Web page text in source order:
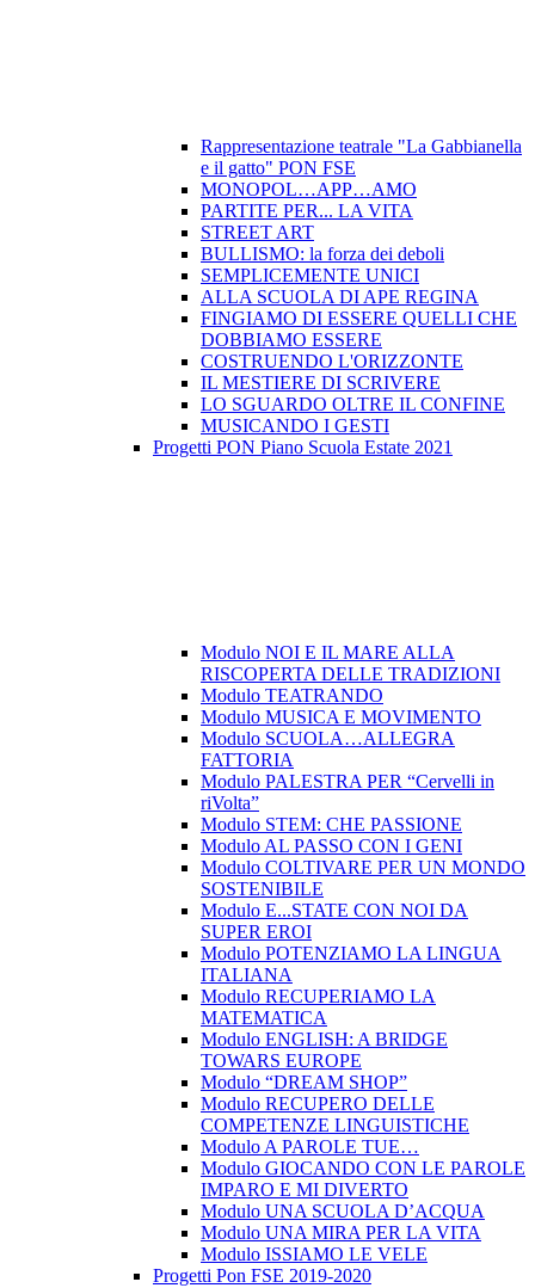
Rappresentazione teatrale "La Gabbianella
e il gatto" PON FSE
MONOPOL…APP…AMO
PARTITE PER... LA VITA
STREET ART
BULLISMO: la forza dei deboli
SEMPLICEMENTE UNICI
ALLA SCUOLA DI APE REGINA
FINGIAMO DI ESSERE QUELLI CHE
DOBBIAMO ESSERE
COSTRUENDO L'ORIZZONTE
IL MESTIERE DI SCRIVERE
LO SGUARDO OLTRE IL CONFINE
MUSICANDO I GESTI
Progetti PON Piano Scuola Estate 2021
Modulo NOI E IL MARE ALLA
RISCOPERTA DELLE TRADIZIONI
Modulo TEATRANDO
Modulo MUSICA E MOVIMENTO
Modulo SCUOLA…ALLEGRA
FATTORIA
Modulo PALESTRA PER “Cervelli in
riVolta”
Modulo STEM: CHE PASSIONE
Modulo AL PASSO CON I GENI
Modulo COLTIVARE PER UN MONDO
SOSTENIBILE
Modulo E...STATE CON NOI DA
SUPER EROI
Modulo POTENZIAMO LA LINGUA
ITALIANA
Modulo RECUPERIAMO LA
MATEMATICA
Modulo ENGLISH: A BRIDGE
TOWARS EUROPE
Modulo “DREAM SHOP”
Modulo RECUPERO DELLE
COMPETENZE LINGUISTICHE
Modulo A PAROLE TUE…
Modulo GIOCANDO CON LE PAROLE
IMPARO E MI DIVERTO
Modulo UNA SCUOLA D’ACQUA
Modulo UNA MIRA PER LA VITA
Modulo ISSIAMO LE VELE
Progetti Pon FSE 2019-2020